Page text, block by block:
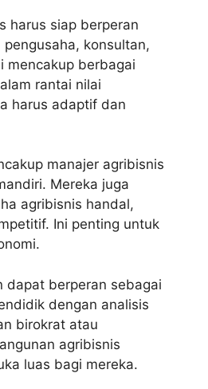
harus siap berperan
konsultan,
mencakup berbagai
rantai nilai
harus adaptif dan
manajer agribisnis
Mereka juga
agribisnis handal,
Ini penting untuk
dapat berperan sebagai
dengan analisis
birokrat atau
agribisnis
luas bagi mereka.